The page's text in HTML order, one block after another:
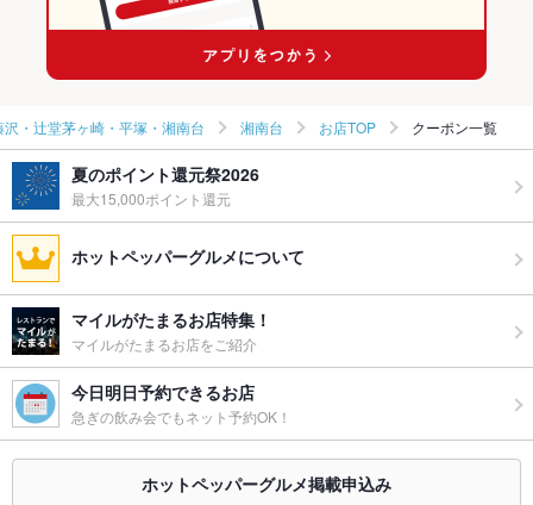
湘南台駅 × 和食全般
湘南台の居酒屋ランキング
湘南台の海鮮ランキング
沢・辻堂茅ヶ崎・平塚・湘南台 湘南台 お店TOP クーポン一覧
夏のポイント還元祭2026
最大15,000ポイント還元
ホットペッパーグルメについて
マイルがたまるお店特集！
マイルがたまるお店をご紹介
今日明日予約できるお店
急ぎの飲み会でもネット予約OK！
ホットペッパーグルメ掲載申込み